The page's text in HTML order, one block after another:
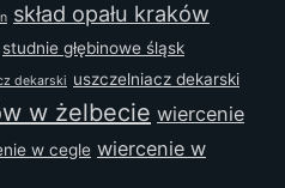
skład opału kraków
studnie głębinowe śląsk
dekarski uszczelniacz dekarski
w żelbecie wiercenie
w cegle wiercenie w